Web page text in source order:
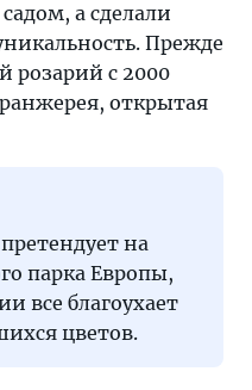
а сделали
Прежде
розарий с 2000
открытая
на
парка Европы,
все благоухает
цветов.